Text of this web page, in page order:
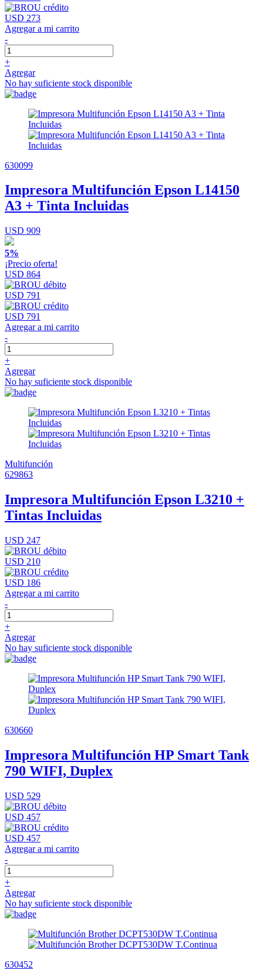
USD 273
Agregar a mi carrito
-
+
Agregar
No hay suficiente stock disponible
630099
Impresora Multifunción Epson L14150
A3 + Tinta Incluidas
USD 909
5%
¡Precio oferta!
USD 864
USD 791
USD 791
Agregar a mi carrito
-
+
Agregar
No hay suficiente stock disponible
Multifunción
629863
Impresora Multifunción Epson L3210 +
Tintas Incluidas
USD 247
USD 210
USD 186
Agregar a mi carrito
-
+
Agregar
No hay suficiente stock disponible
630660
Impresora Multifunción HP Smart Tank
790 WIFI, Duplex
USD 529
USD 457
USD 457
Agregar a mi carrito
-
+
Agregar
No hay suficiente stock disponible
630452